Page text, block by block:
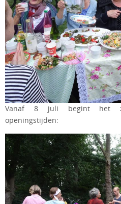
Vanaf 8 juli begint het
openingstijden: